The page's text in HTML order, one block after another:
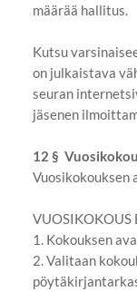
määrää hallitus.
Kutsu
on julkaistava
seuran
jäsenen
12 §
Vuosikokouksen
VUOSIKOKOUS
1. Kokouksen
2. Valitaan